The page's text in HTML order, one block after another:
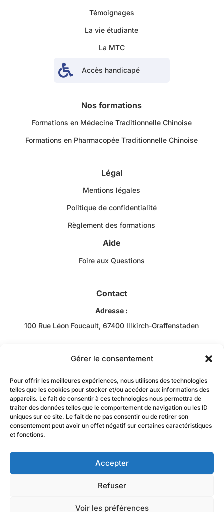
Gérer le consentement
Pour offrir les meilleures expériences, nous utilisons des technologies
telles que les cookies pour stocker et/ou accéder aux informations des
appareils. Le fait de consentir à ces technologies nous permettra de
traiter des données telles que le comportement de navigation ou les ID
uniques sur ce site. Le fait de ne pas consentir ou de retirer son
consentement peut avoir un effet négatif sur certaines caractéristiques
et fonctions.
Accepter
Refuser
Voir les préférences
Témoignages
La vie étudiante
La MTC
 Accès handicapé
Nos formations
Formations en Médecine Traditionnelle Chinoise
Formations en Pharmacopée Traditionnelle Chinoise
Légal
Mentions légales
Politique de confidentialité
Règlement des formations
Aide
Foire aux Questions
Contact
Adresse :
100 Rue Léon Foucault, 67400 Illkirch-Graffenstaden
Bob RACHIDI
contact@jzacademie-mtc.fr
catégorie d’action suivante :actions de formation